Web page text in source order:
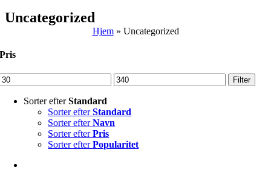
Uncategorized
Hjem» Uncategorized
Pris
Højeste
pris
Filter
Sorter efterStandard
Sorter efterStandard
Sorter efterNavn
Sorter efterPris
Sorter efterPopularitet